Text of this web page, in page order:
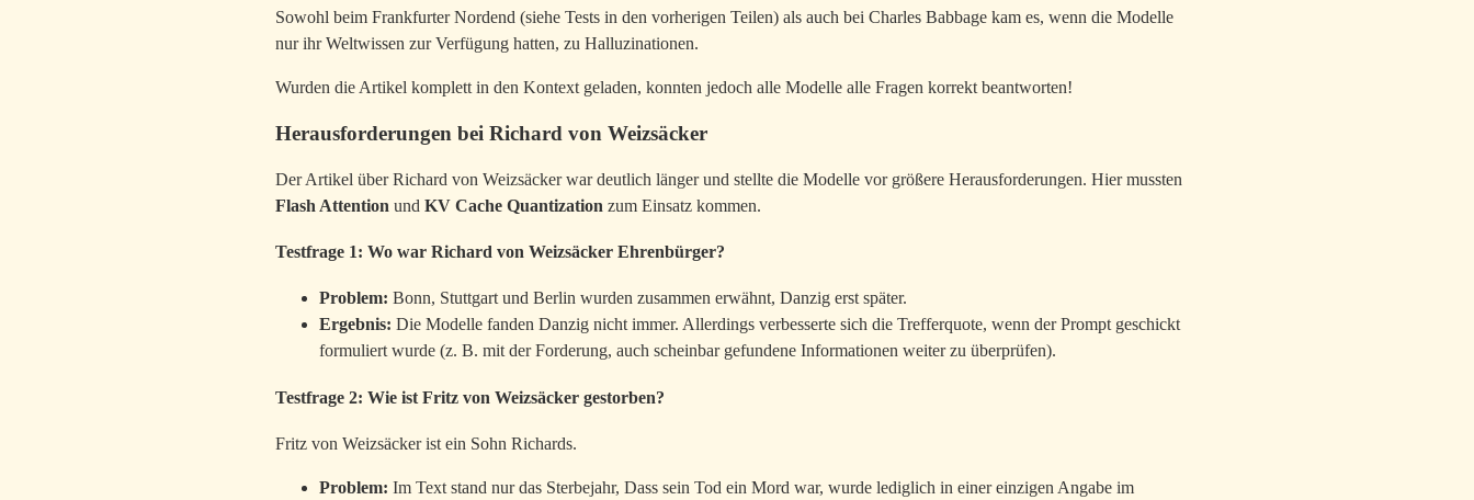
Sowohl beim Frankfurter Nordend (siehe Tests in den vorherigen Teilen) als auch bei Charles Babbage kam es, wenn die Modelle
nur ihr Weltwissen zur Verfügung hatten, zu Halluzinationen.
Wurden die Artikel komplett in den Kontext geladen, konnten jedoch alle Modelle alle Fragen korrekt beantworten!
Herausforderungen bei Richard von Weizsäcker
Der Artikel über Richard von Weizsäcker war deutlich länger und stellte die Modelle vor größere Herausforderungen. Hier mussten
Flash Attention undKV Cache Quantization zum Einsatz kommen.
Testfrage 1: Wo war Richard von Weizsäcker Ehrenbürger?
Problem: Bonn, Stuttgart und Berlin wurden zusammen erwähnt, Danzig erst später.
Ergebnis: Die Modelle fanden Danzig nicht immer. Allerdings verbesserte sich die Trefferquote, wenn der Prompt geschickt
formuliert wurde (z. B. mit der Forderung, auch scheinbar gefundene Informationen weiter zu überprüfen).
Testfrage 2: Wie ist Fritz von Weizsäcker gestorben?
Fritz von Weizsäcker ist ein Sohn Richards.
Problem: Im Text stand nur das Sterbejahr, Dass sein Tod ein Mord war, wurde lediglich in einer einzigen Angabe im